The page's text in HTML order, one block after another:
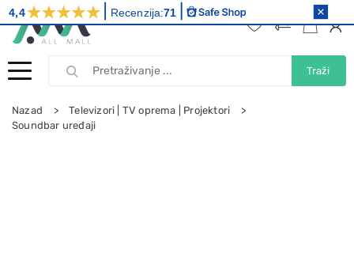
Traži
Nazad
Televizori | TV oprema | Projektori
Soundbar uređaji
4,4 Recenzija:71